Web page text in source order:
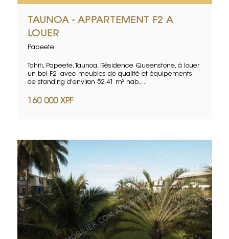
TAUNOA - APPARTEMENT F2 A
LOUER
Papeete
Tahiti, Papeete, Taunoa, Résidence Queenstone, à louer
un bel F2 avec meubles de qualité et équipements
de standing d'environ 52,41 m² hab.,...
160 000 XPF